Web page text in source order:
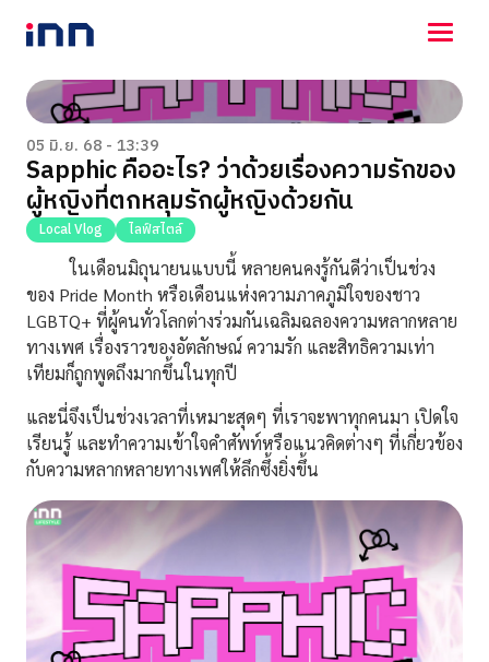
NEWS
ENTERTAINMENT
LIFESTYLE
HOROSCOPE
LOTTERY
VIDEO
ร่วมด้วยช่วยกัน
05 มิ.ย. 68 - 13:39
Sapphic คืออะไร? ว่าด้วยเรื่องความรักของ
ผู้หญิงที่ตกหลุมรักผู้หญิงด้วยกัน
Local Vlog ไลฟ์สไตล์
ในเดือนมิถุนายนแบบนี้ หลายคนคงรู้กันดีว่าเป็นช่วง
ของ Pride Month หรือเดือนแห่งความภาคภูมิใจของชาว
LGBTQ+ ที่ผู้คนทั่วโลกต่างร่วมกันเฉลิมฉลองความหลากหลาย
ทางเพศ เรื่องราวของอัตลักษณ์ ความรัก และสิทธิความเท่า
เทียมก็ถูกพูดถึงมากขึ้นในทุกปี
และนี่จึงเป็นช่วงเวลาที่เหมาะสุดๆ ที่เราจะพาทุกคนมา เปิดใจ
เรียนรู้ และทำความเข้าใจคำศัพท์หรือแนวคิดต่างๆ ที่เกี่ยวข้อง
กับความหลากหลายทางเพศให้ลึกซึ้งยิ่งขึ้น